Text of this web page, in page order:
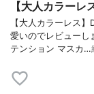
【大人カラーレ
【大人カラーレス
愛いのでレビュー
テンション マスカ…